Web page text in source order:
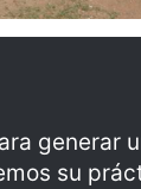
generar
su